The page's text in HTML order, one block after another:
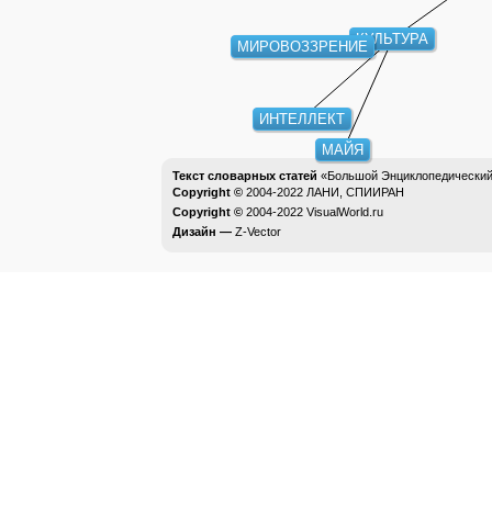
КУЛЬТУРА
ИНТЕЛЛЕКТ
МИРОВОЗЗРЕНИЕ
МАЙЯ
Текст словарных статей «Большой
Copyright © 2004-2022 ЛАНИ, СПИИРАН
Copyright © 2004-2022 VisualWorld.ru
Дизайн — Z-Vector